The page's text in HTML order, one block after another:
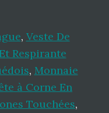
, Veste De
Respirante
, Monnaie
à Corne En
Touchées,